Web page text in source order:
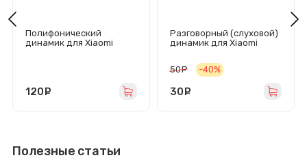
Полифонический
динамик для Xiaomi
120
Разговорный (слуховой)
динамик для Xiaomi
50 руб.
-40%
30
Полезные статьи